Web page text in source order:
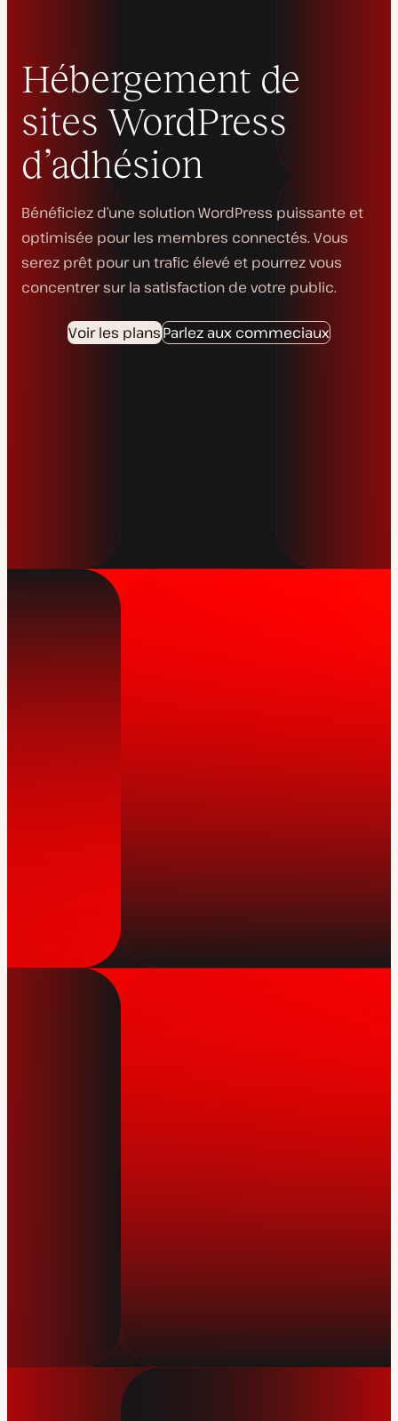
Hébergement de
sites WordPress
d’adhésion
Bénéficiez d’une solution WordPress puissante et
optimisée pour les membres connectés. Vous
serez prêt pour un trafic élevé et pourrez vous
concentrer sur la satisfaction de votre public.
Voir les plansParlez aux commeciaux